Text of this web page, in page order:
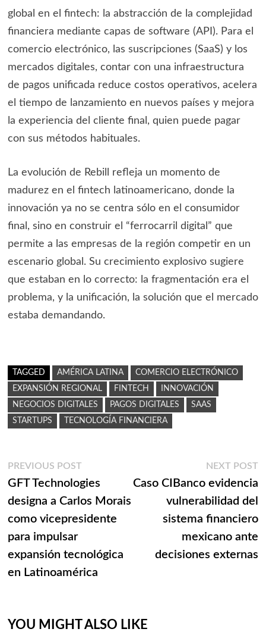
global en el fintech: la abstracción de la complejidad
financiera mediante capas de software (API). Para el
comercio electrónico, las suscripciones (SaaS) y los
mercados digitales, contar con una infraestructura
de pagos unificada reduce costos operativos, acelera
el tiempo de lanzamiento en nuevos países y mejora
la experiencia del cliente final, quien puede pagar
con sus métodos habituales.
La evolución de Rebill refleja un momento de
madurez en el fintech latinoamericano, donde la
innovación ya no se centra sólo en el consumidor
final, sino en construir el “ferrocarril digital” que
permite a las empresas de la región competir en un
escenario global. Su crecimiento explosivo sugiere
que estaban en lo correcto: la fragmentación era el
problema, y la unificación, la solución que el mercado
estaba demandando.
TAGGED AMÉRICA LATINA
COMERCIO ELECTRÓNICO
EXPANSIÓN REGIONAL
FINTECH
INNOVACIÓN
NEGOCIOS DIGITALES
PAGOS DIGITALES
SAAS
STARTUPS
TECNOLOGÍA FINANCIERA
Navegación
de
entradas
PREVIOUS POSTPrevious
post:
GFT Technologies
designa a Carlos Morais
como vicepresidente
para impulsar
expansión tecnológica
en Latinoamérica
NEXT POST
Caso CIBanco evidencia
vulnerabilidad del
sistema financiero
mexicano ante
decisiones externas
YOU MIGHT ALSO LIKE